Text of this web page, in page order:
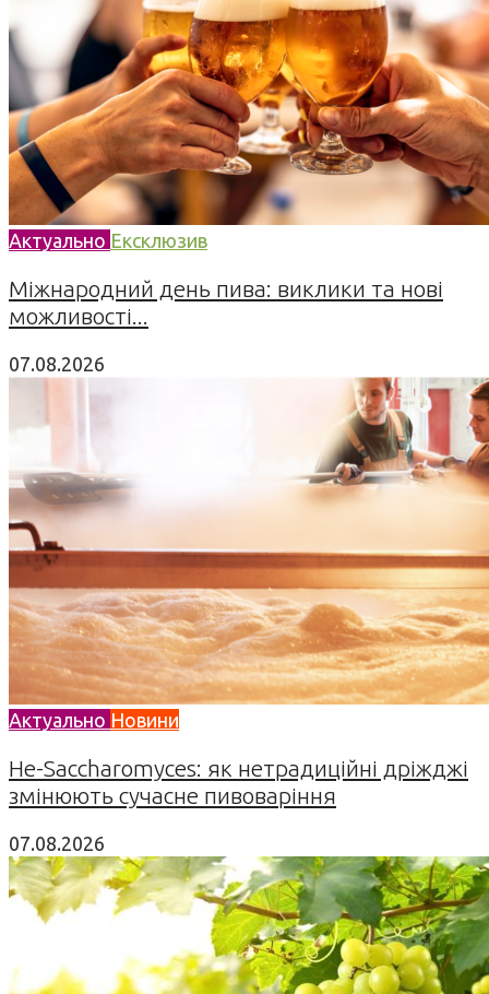
Актуально Ексклюзив
Міжнародний день пива: виклики та нові
можливості...
07.08.2026
Актуально Новини
Не-Saccharomyces: як нетрадиційні дріжджі
змінюють сучасне пивоваріння
07.08.2026